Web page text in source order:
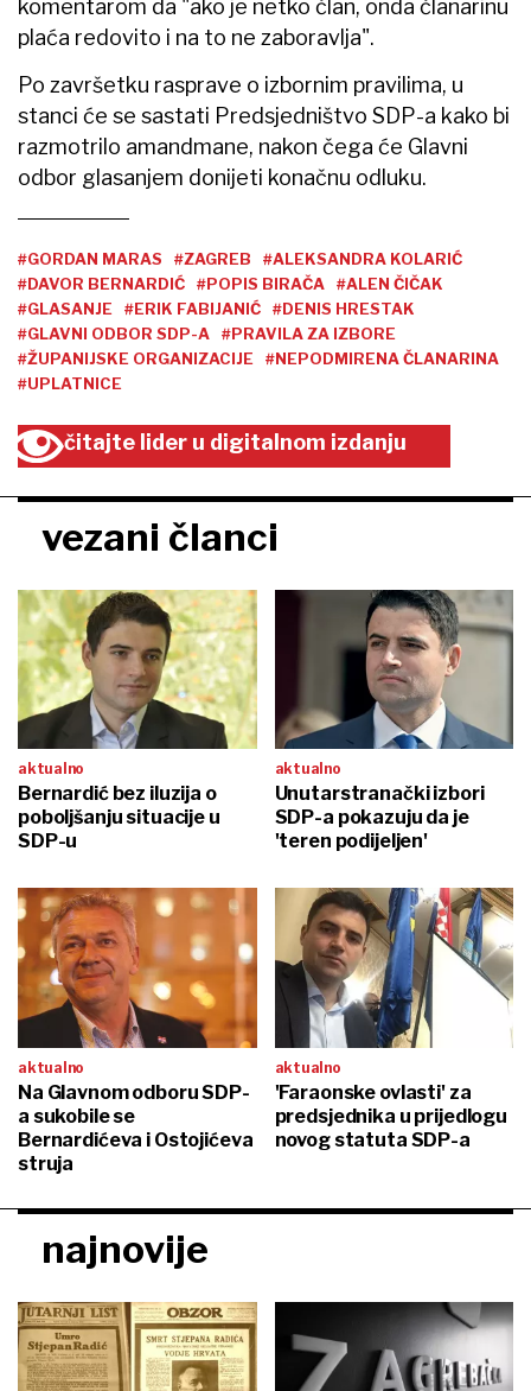
komentarom da "ako je netko član, onda članarinu
plaća redovito i na to ne zaboravlja".
Po završetku rasprave o izbornim pravilima, u
stanci će se sastati Predsjedništvo SDP-a kako bi
razmotrilo amandmane, nakon čega će Glavni
odbor glasanjem donijeti konačnu odluku.
#GORDAN MARAS #ZAGREB
#ALEKSANDRA KOLARIĆ
#DAVOR BERNARDIĆ
#POPIS BIRAČA
#ALEN ČIČAK
#GLASANJE
#ERIK FABIJANIĆ
#DENIS HRESTAK
#GLAVNI ODBOR SDP-A
#PRAVILA ZA IZBORE
#ŽUPANIJSKE ORGANIZACIJE
#NEPODMIRENA ČLANARINA
#UPLATNICE
čitajte lider u digitalnom izdanju
vezani članci
aktualno
Bernardić bez iluzija o
poboljšanju situacije u
SDP-u
aktualno
Unutarstranački izbori
SDP-a pokazuju da je
'teren podijeljen'
aktualno
Na Glavnom odboru SDP-
a sukobile se
Bernardićeva i Ostojićeva
struja
aktualno
'Faraonske ovlasti' za
predsjednika u prijedlogu
novog statuta SDP-a
najnovije